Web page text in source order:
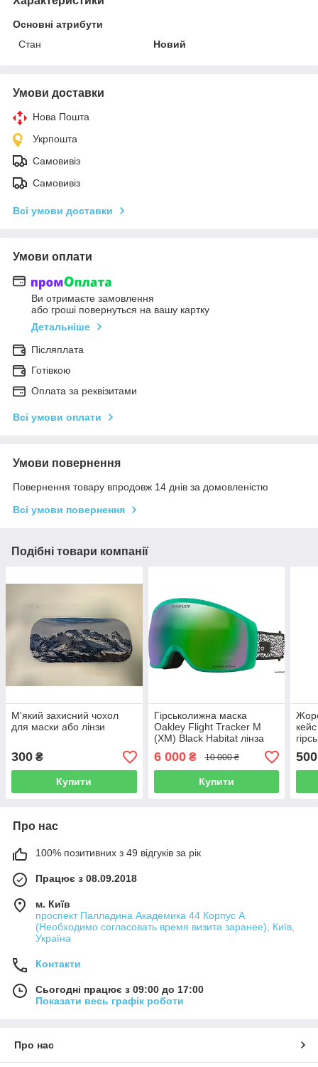
Основні атрибути
Стан
Новий
Умови доставки
Нова Пошта
Укрпошта
Самовивіз
Самовивіз
Всі умови доставки
Умови оплати
Ви отримаєте замовлення
або гроші повернуться на вашу картку
Детальніше
Післяплата
Готівкою
Оплата за реквізитами
Всі умови оплати
Умови повернення
Повернення товару впродовж 14 днів за домовленістю
Всі умови повернення
Подібні товари компанії
М'який захисний чохол
для маски або лінзи
300 ₴
Купити
Гірськолижна маска
Oakley Flight Tracker M
(XM) Black Habitat лінза
Prizm Jade + Кейс
6 000₴ 10 000 ₴
Купити
500
Про нас
100% позитивних з 49 відгуків за рік
Працює з 08.09.2018
м. Київ
проспект Палладина Академика 44 Корпус А
(Необходимо согласовать время визита заранее), Київ,
Україна
Контакти
Сьогодні працює з 09:00 до 17:00
Показати весь графік роботи
Про нас